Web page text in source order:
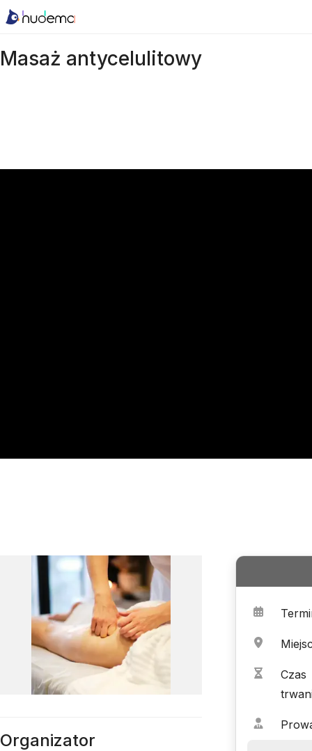
Masaż antycelulitowy
Czas
Organizator